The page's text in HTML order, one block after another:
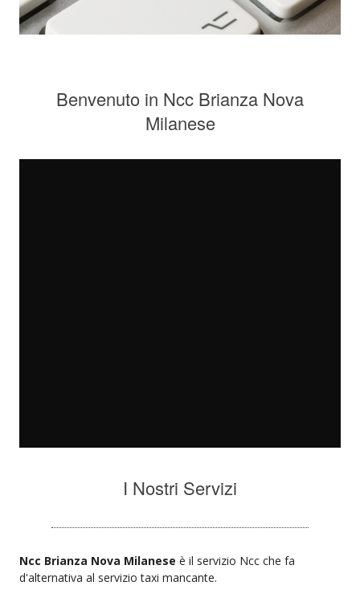
Benvenuto in Ncc Brianza Nova
Milanese
I Nostri Servizi
Ncc Brianza Nova Milanese è il servizio Ncc che fa
d'alternativa al servizio taxi mancante.